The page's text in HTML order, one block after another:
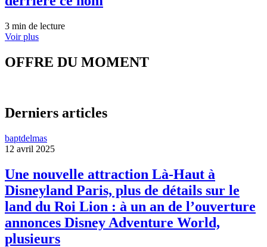
3 min de lecture
Voir plus
OFFRE DU MOMENT
Derniers articles
baptdelmas
12 avril 2025
Une nouvelle attraction Là-Haut à
Disneyland Paris, plus de détails sur le
land du Roi Lion : à un an de l’ouverture
annonces Disney Adventure World,
plusieurs